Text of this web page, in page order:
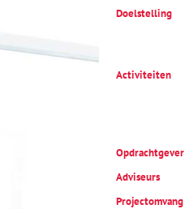
Doelstelling
Activiteiten
Opdrachtgever
Adviseurs
Projectomvang